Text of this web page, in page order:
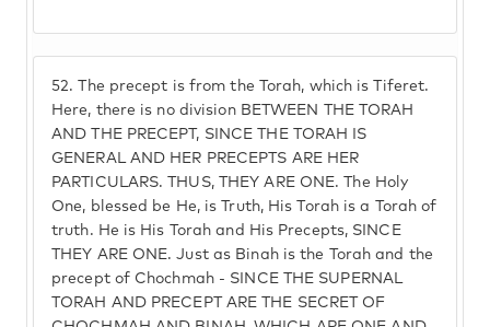
52. The precept is from the Torah, which is Tiferet.
Here, there is no division BETWEEN THE TORAH
AND THE PRECEPT, SINCE THE TORAH IS
GENERAL AND HER PRECEPTS ARE HER
PARTICULARS. THUS, THEY ARE ONE. The Holy
One, blessed be He, is Truth, His Torah is a Torah of
truth. He is His Torah and His Precepts, SINCE
THEY ARE ONE. Just as Binah is the Torah and the
precept of Chochmah - SINCE THE SUPERNAL
TORAH AND PRECEPT ARE THE SECRET OF